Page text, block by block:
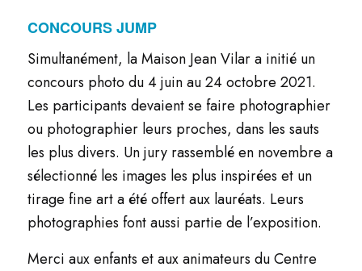
CONCOURS JUMP
Simultanément, la Maison Jean Vilar a initié un
concours photo du 4 juin au 24 octobre 2021.
Les participants devaient se faire photographier
ou photographier leurs proches, dans les sauts
les plus divers. Un jury rassemblé en novembre a
sélectionné les images les plus inspirées et un
tirage fine art a été offert aux lauréats. Leurs
photographies font aussi partie de l’exposition.
Merci aux enfants et aux animateurs du Centre